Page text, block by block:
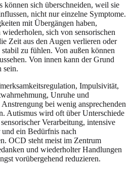
sich überschneiden, weil sie
nicht nur einzelne Symptome.
mit Übergängen haben,
sich von sensorischen
Zeit aus den Augen verlieren oder
zu fühlen. Von außen können
Von innen kann der Grund
sein.
Impulsivität,
Unruhe und
bei wenig ansprechenden
Autismus wird oft über Unterschiede
Verarbeitung, intensive
ein Bedürfnis nach
OCD steht meist im Zentrum
und wiederholter Handlungen
vorübergehend reduzieren.